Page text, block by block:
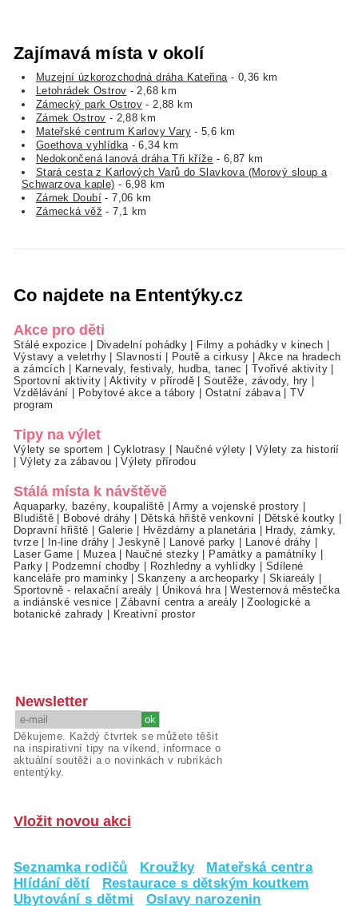
Zajímavá místa v okolí
Muzejní úzkorozchodná dráha Kateřina- 0,36 km
Letohrádek Ostrov - 2,68 km
Zámecký park Ostrov - 2,88 km
Zámek Ostrov - 2,88 km
Mateřské centrum Karlovy Vary- 5,6 km
Goethova vyhlídka- 6,34 km
Nedokončená lanová dráha Tři kříže - 6,87 km
Stará cesta z Karlových Varů do Slavkova (Morový sloup a
Schwarzova kaple) - 6,98 km
Zámek Doubí - 7,06 km
Zámecká věž - 7,1 km
Co najdete na Ententýky.cz
Akce pro děti
Stálé expozice Divadelní pohádky Filmy a pohádky v kinech
Výstavy a veletrhy|Slavnosti Poutě a cirkusy
Akce na hradech
a zámcích
Karnevaly, festivaly, hudba, tanec Tvořivé aktivity
Sportovní aktivity|Aktivity v přírodě |Soutěže, závody, hry
Vzdělávání
Pobytové akce a tábory Ostatní zábava|TV
program
Tipy na výlet
Výlety se sportem Cyklotrasy Naučné výlety
Výlety za historií
Výlety za zábavou |Výlety přírodou
Stálá místa k návštěvě
Aquaparky, bazény, koupaliště |Army a vojenské prostory
Bludiště
Bobové dráhy Dětská hřiště venkovní Dětské koutky
Dopravní hřiště
Galerie Hvězdárny a planetária|
Hrady, zámky,
tvrze| In-line dráhy |Jeskyně| Lanové parky Lanové dráhy
Laser Game
Muzea| Naučné stezky Památky a památníky
Parky| Podzemní chodby Rozhledny a vyhlídky
Sdílené
kanceláře pro maminky |Skanzeny a archeoparky Skiareály
Sportovně - relaxační areály
Úniková hra|Westernová městečka
a indiánské vesnice |Zábavní centra a areály |Zoologické a
botanické zahrady
Kreativní prostor
Newsletter
Děkujeme. Každý čtvrtek se můžete těšit
na inspirativní tipy na víkend, informace o
aktuální soutěži a o novinkách v rubrikách
ententýky.
Vložit novou akci
Seznamka rodičů Kroužky
Mateřská centra
Hlídání dětí
Restaurace s dětským koutkem
Ubytování s dětmi
Oslavy narozenin